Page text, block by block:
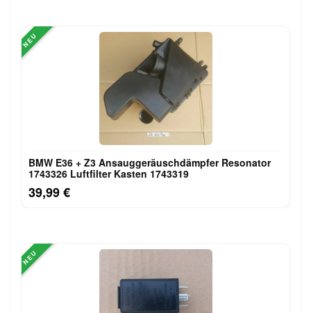
NEU
BMW E36 + Z3 Ansauggeräuschdämpfer Resonator
1743326 Luftfilter Kasten 1743319
39,99 €
NEU